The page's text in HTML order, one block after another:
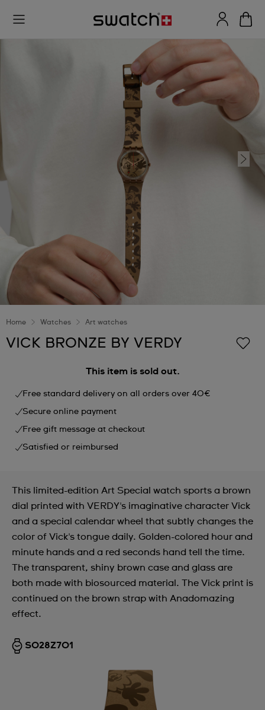
Home Watches Art watches
VICK BRONZE BY VERDY
This item is sold out.
Free standard delivery on all orders over 40€
Secure online payment
Free gift message at checkout
Satisfied or reimbursed
This limited-edition Art Special watch sports a brown
dial printed with VERDY's imaginative character Vick
and a special calendar wheel that subtly changes the
color of Vick's tongue daily. Golden-colored hour and
minute hands and a red seconds hand tell the time.
The transparent, shiny brown case and glass are
both made with biosourced material. The Vick print is
continued on the brown strap with Anadomazing
effect.
SO28Z701